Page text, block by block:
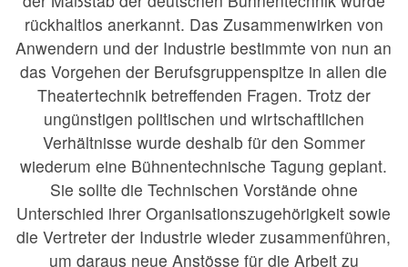
rückhaltlos anerkannt. Das Zusammenwirken von
Anwendern und der Industrie bestimmte von nun an
das Vorgehen der Berufsgruppenspitze in allen die
Theatertechnik betreffenden Fragen. Trotz der
ungünstigen politischen und wirtschaftlichen
Verhältnisse wurde deshalb für den Sommer
wiederum eine Bühnentechnische Tagung geplant.
Sie sollte die Technischen Vorstände ohne
Unterschied ihrer Organisationszugehörigkeit sowie
die Vertreter der Industrie wieder zusammenführen,
um daraus neue Anstösse für die Arbeit zu